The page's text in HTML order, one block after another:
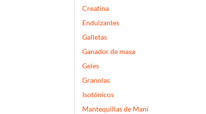
Creatina
Endulzantes
Galletas
Ganador de masa
Geles
Granolas
Isotónicos
Mantequillas de Maní